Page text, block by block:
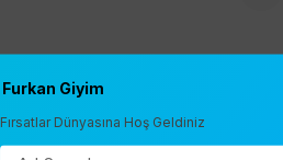
Furkan Giyim
Fırsatlar Dünyasına Hoş Geldiniz